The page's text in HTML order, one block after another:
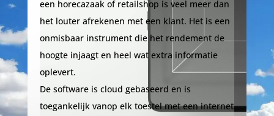
een horecazaak of retailshop is veel meer dan
het louter afrekenen met een klant. Het is een
onmisbaar instrument die het rendement de
hoogte injaagt en heel wat extra informatie
oplevert.
De software is cloud gebaseerd en is
toegankelijk vanop elk toestel met een internet